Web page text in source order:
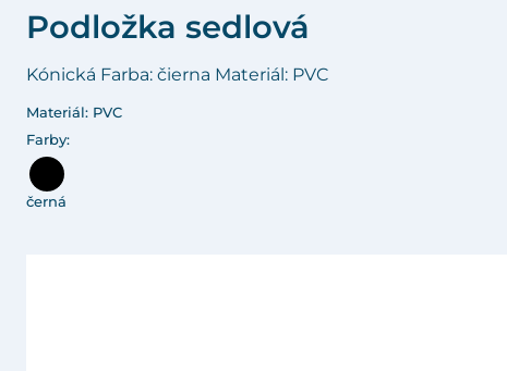
Podložka sedlová
Kónická Farba: čierna Materiál: PVC
Materiál: PVC
Farby:
černá